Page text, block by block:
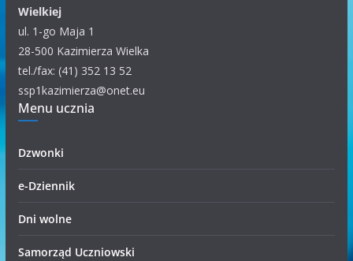
t
e
g
o
r
i
i
Wielkiej
ul. 1-go Maja 1
28-500 Kazimierza Wielka
tel./fax: (41) 352 13 52
ssp1kazimierza@onet.eu
Menu ucznia
Dzwonki
e-Dziennik
Dni wolne
Samorząd Uczniowski